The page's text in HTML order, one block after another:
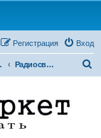
Вход
Регистрация
Радиосвязь, навигаторы.